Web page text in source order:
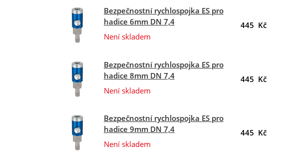
Bezpečnostní rychlospojka ES pro
hadice 6mm DN 7,4
Není skladem
445 Kč
Bezpečnostní rychlospojka ES pro
hadice 8mm DN 7,4
Není skladem
445 Kč
Bezpečnostní rychlospojka ES pro
hadice 9mm DN 7,4
Není skladem
445 Kč